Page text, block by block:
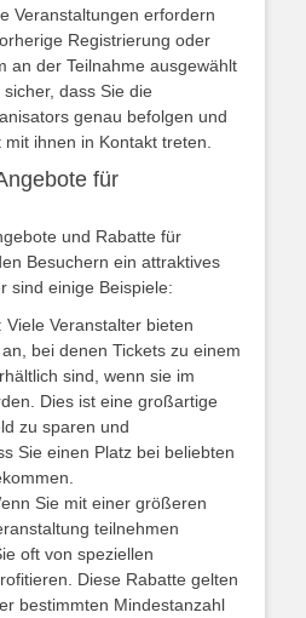
Veranstaltungen erfordern
Registrierung oder
an der Teilnahme ausgewählt
dass Sie die
genau befolgen und
ihnen in Kontakt treten.
für
und Rabatte für
Besuchern ein attraktives
sind einige Beispiele:
Veranstalter bieten
bei denen Tickets zu einem
sind, wenn sie im
Dies ist eine großartige
zu sparen und
Sie einen Platz bei beliebten
Sie mit einer größeren
teilnehmen
oft von speziellen
Diese Rabatte gelten
bestimmten Mindestanzahl